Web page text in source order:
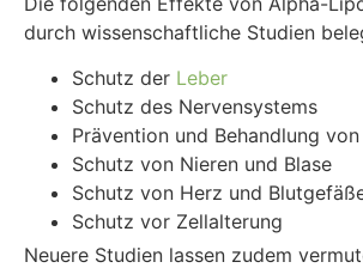
durch wissenschaftliche Studien
Schutz der Leber
Schutz des Nervensystems
Prävention und Behandlung
Schutz von Nieren und Blase
Schutz von Herz und
Schutz vor Zellalterung
Neuere Studien lassen zudem